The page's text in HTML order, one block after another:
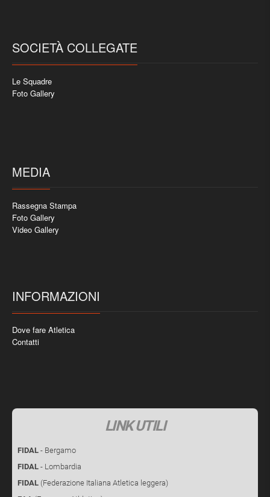
SOCIETÀ COLLEGATE
Le Squadre
Foto Gallery
MEDIA
Rassegna Stampa
Foto Gallery
Video Gallery
INFORMAZIONI
Dove fare Atletica
Contatti
LINK UTILI
FIDAL - Bergamo
FIDAL - Lombardia
FIDAL (Federazione Italiana Atletica leggera)